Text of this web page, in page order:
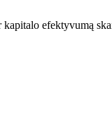
efektyvumą